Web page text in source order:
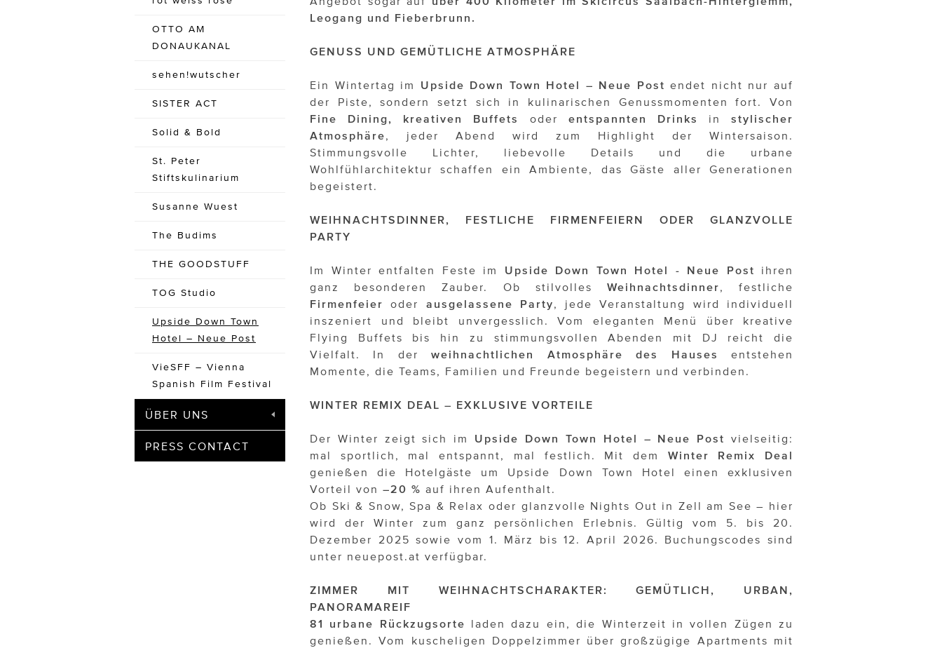
OTTO AM
DONAUKANAL
sehen!wutscher
SISTER ACT
Solid & Bold
St. Peter
Stiftskulinarium
Susanne Wuest
The Budims
THE GOODSTUFF
TOG Studio
Upside Down Town
Hotel – Neue Post
VieSFF – Vienna
Spanish Film Festival
ÜBER UNS
PRESS CONTACT
Leogang und Fieberbrunn.
GENUSS UND GEMÜTLICHE ATMOSPHÄRE
Ein Wintertag im Upside Down Town Hotel – Neue Post endet nicht nur auf
der Piste, sondern setzt sich in kulinarischen Genussmomenten fort. Von
Fine Dining, kreativen Buffets
oder entspannten Drinks in stylischer
Atmosphäre, jeder Abend wird zum Highlight der Wintersaison.
Stimmungsvolle Lichter, liebevolle Details und die urbane
Wohlfühlarchitektur schaffen ein Ambiente, das Gäste aller Generationen
begeistert.
WEIHNACHTSDINNER, FESTLICHE FIRMENFEIERN ODER GLANZVOLLE
PARTY
Im Winter entfalten Feste im Upside Down Town Hotel - Neue Post ihren
ganz besonderen Zauber. Ob stilvolles Weihnachtsdinner, festliche
Firmenfeier
oder ausgelassene Party, jede Veranstaltung wird individuell
inszeniert und bleibt unvergesslich. Vom eleganten Menü über kreative
Flying Buffets bis hin zu stimmungsvollen Abenden mit DJ reicht die
Vielfalt. In derweihnachtlichen Atmosphäre des Hauses
entstehen
Momente, die Teams, Familien und Freunde begeistern und verbinden.
WINTER REMIX DEAL – EXKLUSIVE VORTEILE
Der Winter zeigt sich im Upside Down Town Hotel – Neue Post
vielseitig:
mal sportlich, mal entspannt, mal festlich. Mit dem Winter Remix Deal
genießen die Hotelgäste um Upside Down Town Hotel einen exklusiven
Vorteil von –20 % auf ihren Aufenthalt.
Ob Ski & Snow, Spa & Relax oder glanzvolle Nights Out in Zell am See – hier
wird der Winter zum ganz persönlichen Erlebnis. Gültig vom 5. bis 20.
Dezember 2025 sowie vom 1. März bis 12. April 2026. Buchungscodes sind
unter neuepost.at verfügbar.
ZIMMER MIT WEIHNACHTSCHARAKTER: GEMÜTLICH, URBAN,
PANORAMAREIF
81 urbane Rückzugsorte laden dazu ein, die Winterzeit in vollen Zügen zu
genießen. Vom kuscheligen Doppelzimmer über großzügige Apartments mit